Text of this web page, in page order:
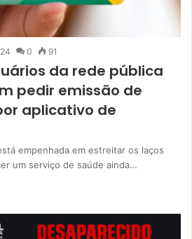
0 91
da rede pública
pedir emissão de
aplicativo de
empenhada em estreitar os laços
um serviço de saúde ainda…